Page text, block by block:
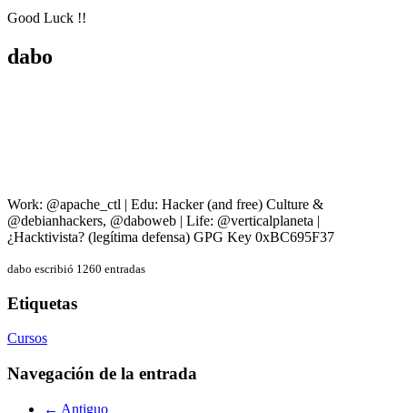
Good Luck !!
dabo
Work: @apache_ctl | Edu: Hacker (and free) Culture &
@debianhackers, @daboweb | Life: @verticalplaneta |
¿Hacktivista? (legítima defensa) GPG Key 0xBC695F37
dabo escribió 1260 entradas
Etiquetas
Cursos
Navegación de la entrada
← Antiguo